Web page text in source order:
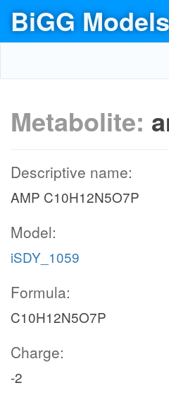
BiGG Models
Metabolite:
Descriptive name:
AMP C10H12N5O7P
Model:
iSDY_1059
Formula:
C10H12N5O7P
Charge:
-2